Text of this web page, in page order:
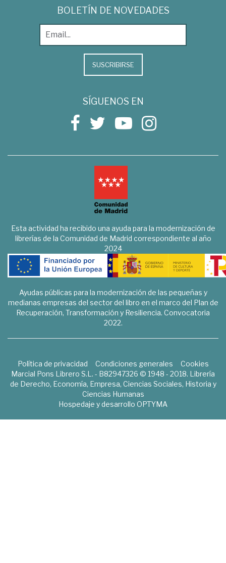
BOLETÍN DE NOVEDADES
SUSCRIBIRSE
SÍGUENOS EN
Esta actividad ha recibido una ayuda para la modernización de
librerías de la Comunidad de Madrid correspondiente al año
2024
Ayudas públicas para la modernización de las pequeñas y
medianas empresas del sector del libro en el marco del Plan de
Recuperación, Transformación y Resiliencia. Convocatoria
2022.
Política de privacidad Condiciones generales
Cookies
Marcial Pons Librero S.L. - B82947326 © 1948 - 2018. Librería
de Derecho, Economía, Empresa, Ciencias Sociales, Historia y
Ciencias Humanas
Hospedaje y desarrollo OPTYMA